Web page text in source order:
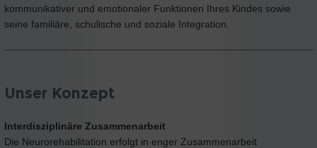
kommunikativer und emotionaler Funktionen Ihres Kindes sowie
seine familiäre, schulische und soziale Integration.
Unser Konzept
Interdisziplinäre Zusammenarbeit
Die Neurorehabilitation erfolgt in enger Zusammenarbeit